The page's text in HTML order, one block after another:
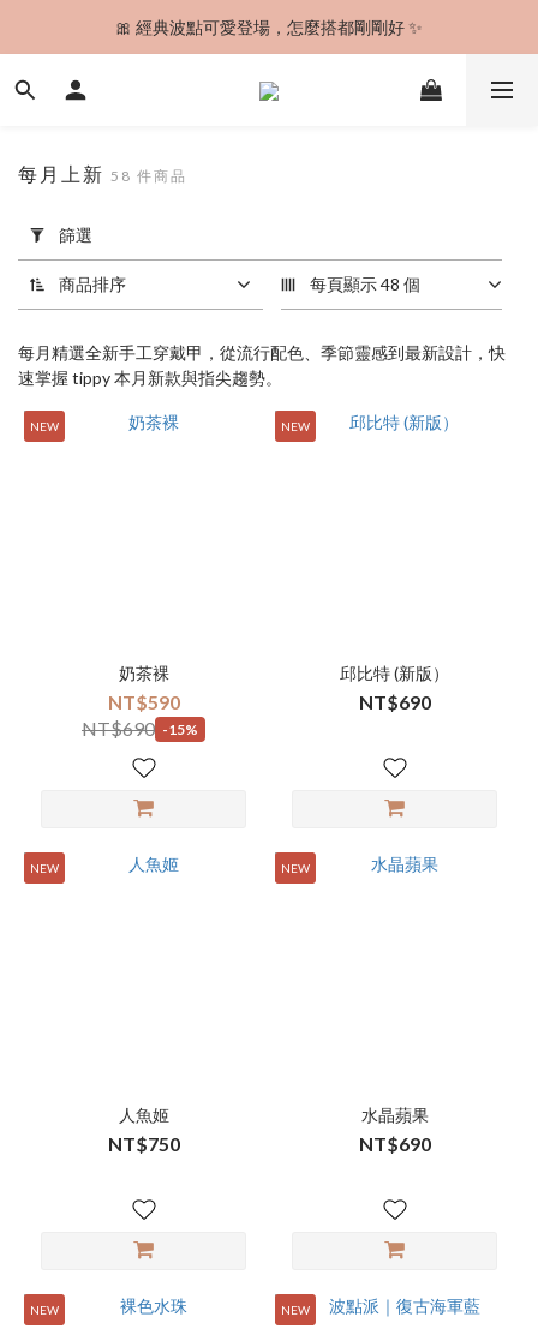
🚚 今日下單，最快明天到貨！✨
🎀 經典波點可愛登場，怎麼搭都剛剛好 ✨
🚚 今日下單，最快明天到貨！✨
用
篩
選
(0/20)
價格
每月上新 58 件商品
篩選
商品排序 每頁顯示 48 個
每月精選全新手工穿戴甲，從流行配色、季節靈感到最新設計，快
速掌握 tippy 本月新款與指尖趨勢。
NEW
奶茶裸
NT$590
NT$690 -15%
NEW
邱比特 (新版）
NT$690
NEW
人魚姬
NT$750
NEW
水晶蘋果
NT$690
NEW NEW